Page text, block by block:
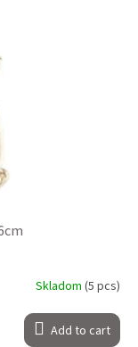
Skladom (5 pcs)
Add to cart